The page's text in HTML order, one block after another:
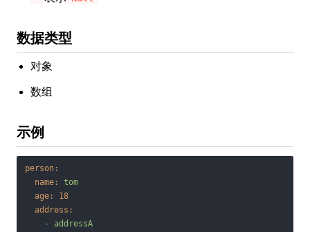
数据类型
对象
数组
示例
person:
name:
tom
age:
18
address:
-
addressA